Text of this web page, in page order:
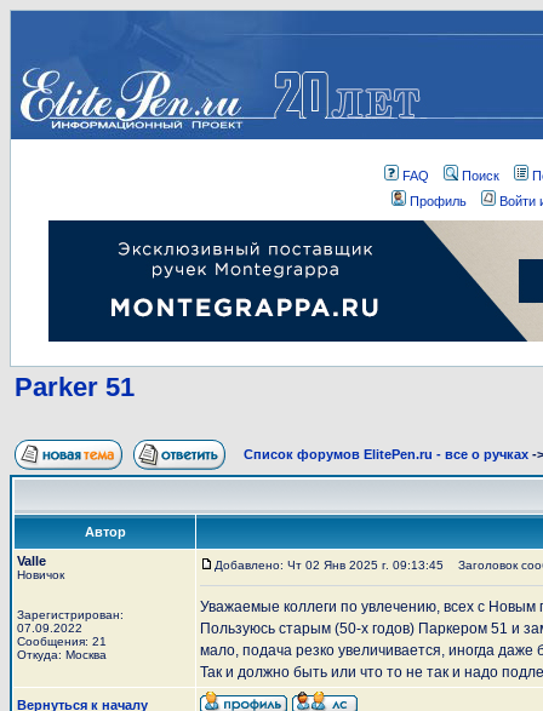
FAQ Поиск
Профиль
Войти
Parker 51
Список форумов ElitePen.ru - все о ручках -
Автор
Valle
Новичок
Зарегистрирован:
07.09.2022
Сообщения: 21
Откуда: Москва
Добавлено: Чт 02 Янв 2025 г. 09:13:45 Заголовок
Уважаемые коллеги по увлечению, всех с Новым
Пользуюсь старым (50-х годов) Паркером 51 и
мало, подача резко увеличивается, иногда
Так и должно быть или что то не так и надо
Вернуться к началу